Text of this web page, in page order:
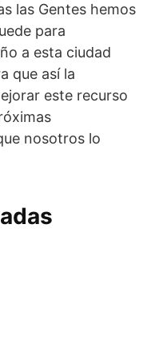
las Gentes hemos
para
a esta ciudad
que así la
este recurso
nosotros lo